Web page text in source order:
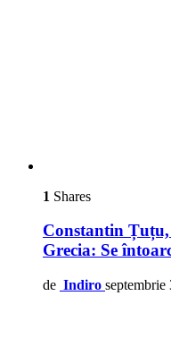
1 Shares
Constantin
Grecia: Se
de Indiro septembrie